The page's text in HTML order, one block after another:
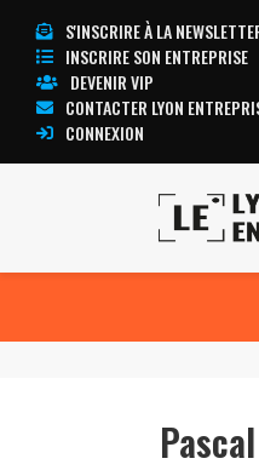
S'INSCRIRE À LA
INSCRIRE SON ENTREPRISE
DEVENIR VIP
CONTACTER LYON
CONNEXION